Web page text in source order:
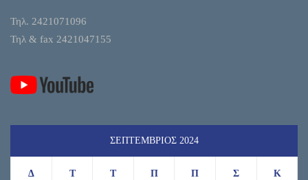
Τηλ. 2421071096
Τηλ & fax 2421047155
ΣΕΠΤΈΜΒΡΙΟΣ 2024
Δ Τ Τ Π Π Σ Κ